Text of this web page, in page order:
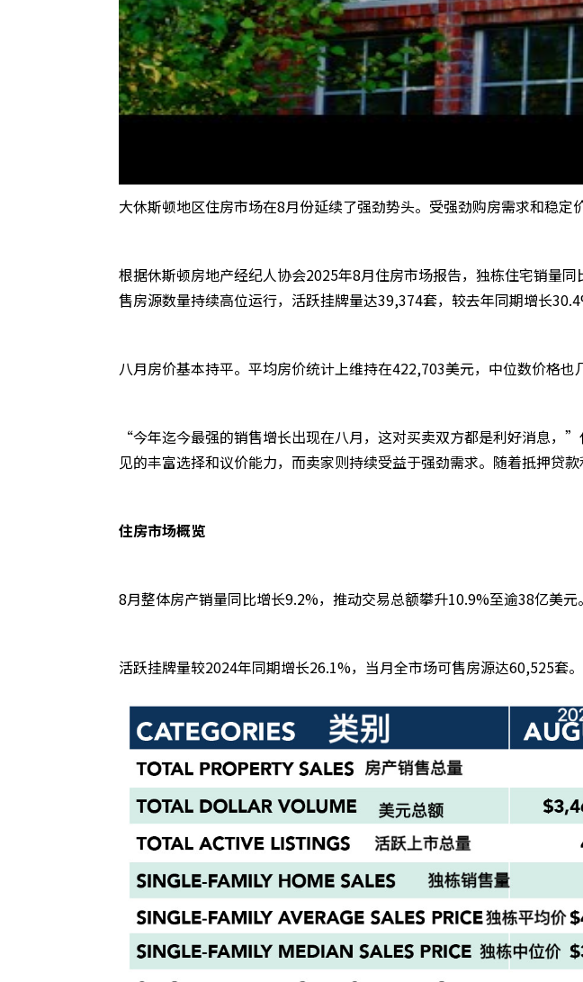
大休斯顿地区住房市场在8月份延续了强劲势头。受强劲购房需求和稳定
根据休斯顿房地产经纪人协会2025年8月住房市场报告，独栋住宅销量
售房源数量持续高位运行，活跃挂牌量达39,374套，较去年同期增长
八月房价基本持平。平均房价统计上维持在422,703美元，中位数价格也
“今年迄今最强的销售增长出现在八月，这对买卖双方都是利好消息
见的丰富选择和议价能力，而卖家则持续受益于强劲需求。随着抵押贷
住房市场概览
8月整体房产销量同比增长9.2%，推动交易总额攀升10.9%至逾38亿美元。
活跃挂牌量较2024年同期增长26.1%，当月全市场可售房源达60,525套。